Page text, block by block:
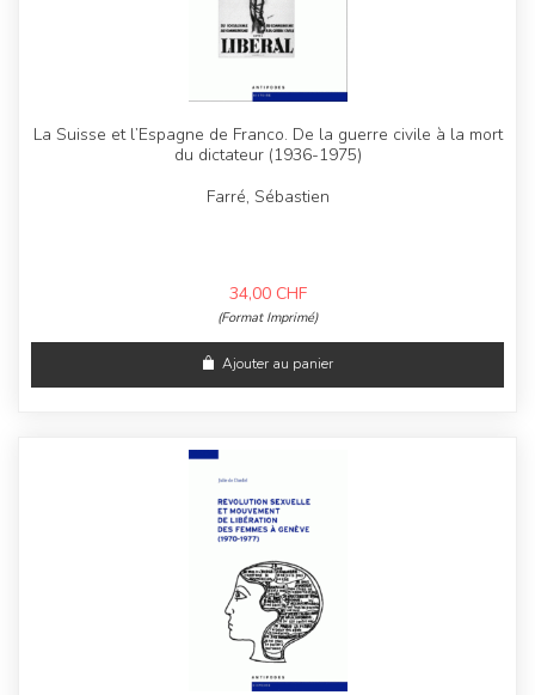
La Suisse et l’Espagne de Franco. De la guerre civile à la mort
du dictateur (1936-1975)
Farré, Sébastien
34,00 CHF
(Format Imprimé)
Ajouter au panier